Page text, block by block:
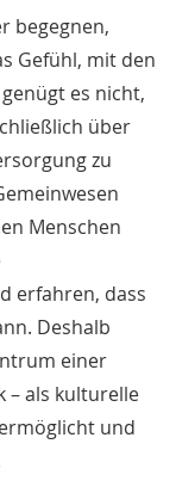
begegnen,
Gefühl, mit den
es nicht,
über
zu
Menschen
erfahren, dass
Deshalb
einer
– als kulturelle
und